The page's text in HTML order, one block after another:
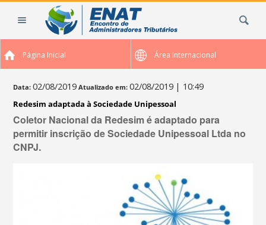
Página Inicial Área Internacional
Data: 02/08/2019 Atualizado em: 02/08/2019 | 10:49
Redesim adaptada à Sociedade Unipessoal
Coletor Nacional da Redesim é adaptado para
permitir inscrição de Sociedade Unipessoal Ltda no
CNPJ.